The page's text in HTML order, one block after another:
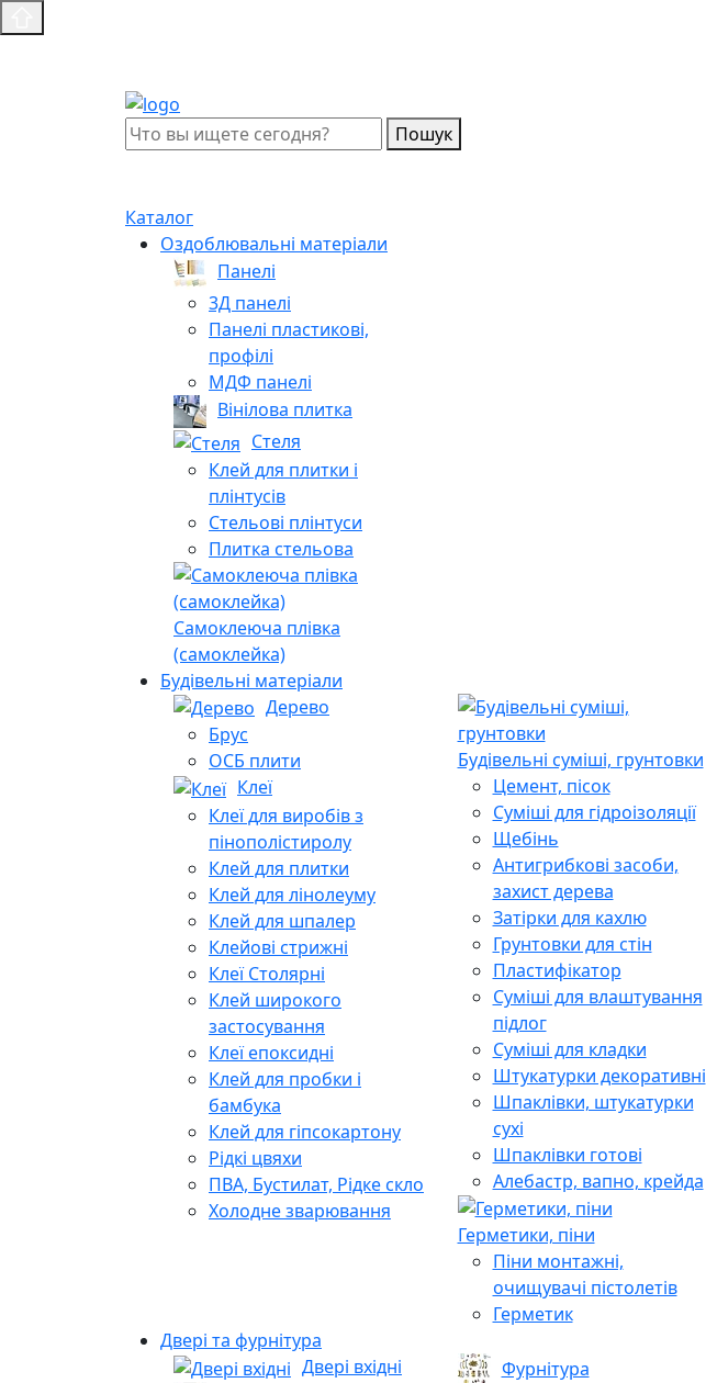
Пошук
Каталог
Оздоблювальні матеріали
Панелі
3Д панелі
Панелі пластикові,
профілі
МДФ панелі
Вінілова плитка
Стеля
Клей для плитки і
плінтусів
Стельові плінтуси
Плитка стельова
Самоклеюча плівка
(самоклейка)
Будівельні матеріали
Дерево
Брус
ОСБ плити
Клеї
Клеї для виробів з
пінополістиролу
Клей для плитки
Клей для лінолеуму
Клей для шпалер
Клейові стрижні
Клеї Столярні
Клей широкого
застосування
Клеї епоксидні
Клей для пробки і
бамбука
Клей для гіпсокартону
Рідкі цвяхи
ПВА, Бустилат, Рідке скло
Холодне зварювання
Будівельні суміші, грунтовки
Цемент, пісок
Суміші для гідроізоляції
Щебінь
Антигрибкові засоби,
захист дерева
Затірки для кахлю
Грунтовки для стін
Пластифікатор
Суміші для влаштування
підлог
Суміші для кладки
Штукатурки декоративні
Шпаклівки, штукатурки
сухі
Шпаклівки готові
Алебастр, вапно, крейда
Герметики, піни
Піни монтажні,
очищувачі пістолетів
Герметик
Двері та фурнітура
Двері вхідні
Фурнітура